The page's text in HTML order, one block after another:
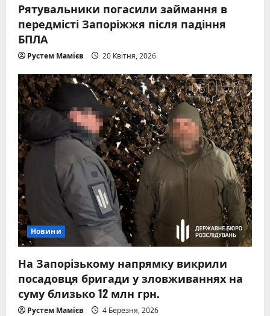
Рятувальники погасили займання в
передмісті Запоріжжя після падіння
БПЛА
Рустем Мамієв 20 Квітня, 2026
Новини
На Запорізькому напрямку викрили
посадовця бригади у зловживаннях на
суму близько 12 млн грн.
Рустем Мамієв 4 Березня, 2026